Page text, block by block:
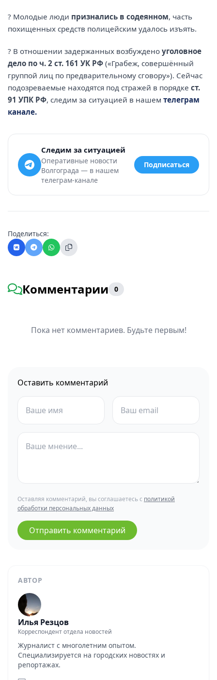
АВТОР
Илья Резцов
Корреспондент отдела новостей
Журналист с многолетним опытом.
Специализируется на городских новостях и
репортажах.
? Молодые люди признались в содеянном, часть
похищенных средств полицейским удалось изъять.
? В отношении задержанных возбуждено уголовное
дело по ч. 2 ст. 161 УК РФ («Грабеж, совершённый
группой лиц по предварительному сговору»). Сейчас
подозреваемые находятся под стражей в порядке ст.
91 УПК РФ, следим за ситуацией в нашем телеграм
канале.
Следим за ситуацией
Оперативные новости
Волгограда — в нашем
телеграм-канале
Подписаться
Поделиться:
Комментарии 0
Пока нет комментариев. Будьте первым!
Оставить комментарий
Оставляя комментарий, вы соглашаетесь с политикой
обработки персональных данных
Отправить комментарий